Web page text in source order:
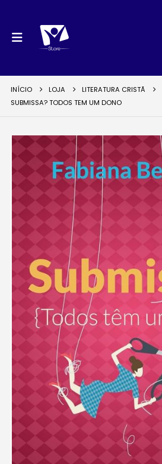
INÍCIO LOJA
LITERATURA CRISTÃ
SUBMISSA? TODOS TEM UM DONO